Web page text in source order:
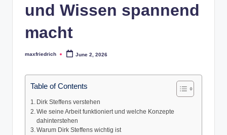
und Wissen spannend
macht
Posted
maxfriedrich June 2, 2026
Table of Contents
Dirk Steffens verstehen
Wie seine Arbeit funktioniert und welche Konzepte
dahinterstehen
Warum Dirk Steffens wichtig ist